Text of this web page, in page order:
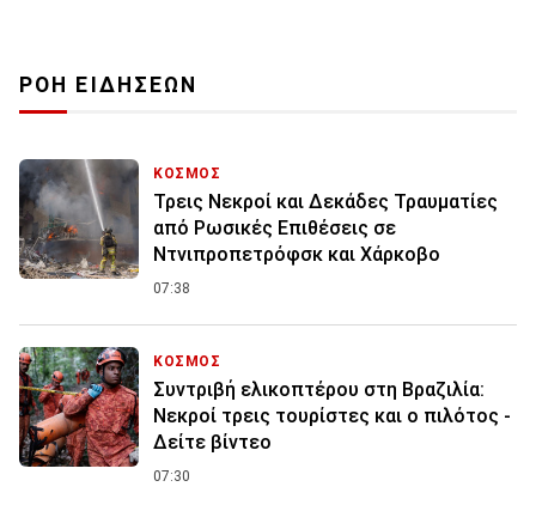
ΡΟΗ ΕΙΔΗΣΕΩΝ
ΚΟΣΜΟΣ
Τρεις Νεκροί και Δεκάδες Τραυματίες
από Ρωσικές Επιθέσεις σε
Ντνιπροπετρόφσκ και Χάρκοβο
07:38
ΚΟΣΜΟΣ
Συντριβή ελικοπτέρου στη Βραζιλία:
Νεκροί τρεις τουρίστες και ο πιλότος -
Δείτε βίντεο
07:30